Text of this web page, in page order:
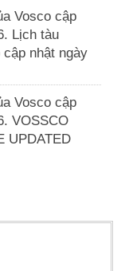
Vosco cập
Lịch tàu
nhật ngày
Vosco cập
VOSSCO
UPDATED